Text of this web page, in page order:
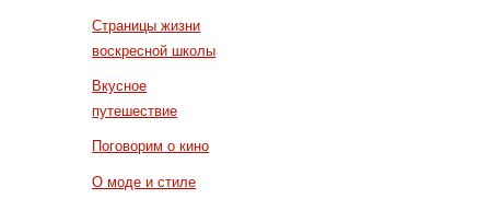
Страницы жизни
воскресной школы
Вкусное
путешествие
Поговорим о кино
О моде и стиле